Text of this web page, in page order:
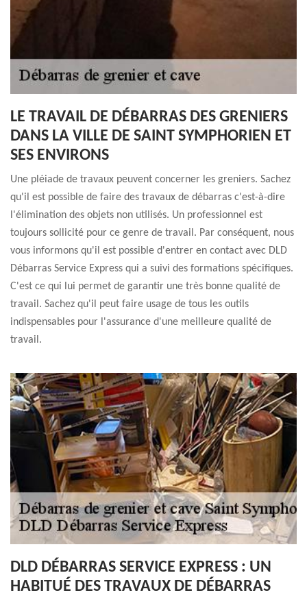
LE TRAVAIL DE DÉBARRAS DES GRENIERS
DANS LA VILLE DE SAINT SYMPHORIEN ET
SES ENVIRONS
Une pléiade de travaux peuvent concerner les greniers. Sachez
qu'il est possible de faire des travaux de débarras c'est-à-dire
l'élimination des objets non utilisés. Un professionnel est
toujours sollicité pour ce genre de travail. Par conséquent, nous
vous informons qu'il est possible d'entrer en contact avec DLD
Débarras Service Express qui a suivi des formations spécifiques.
C'est ce qui lui permet de garantir une très bonne qualité de
travail. Sachez qu'il peut faire usage de tous les outils
indispensables pour l'assurance d'une meilleure qualité de
travail.
DLD DÉBARRAS SERVICE EXPRESS : UN
HABITUÉ DES TRAVAUX DE DÉBARRAS